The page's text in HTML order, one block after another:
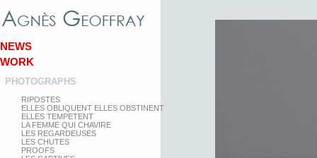
NEWS
WORK
PHOTOGRAPHS
RIPOSTES
ELLES OBLIQUENT ELLES OBSTINENT
ELLES TEMPETENT
LA FEMME QUI CHAVIRE
LES REGARDEUSES
LES CHUTES
PROOFS